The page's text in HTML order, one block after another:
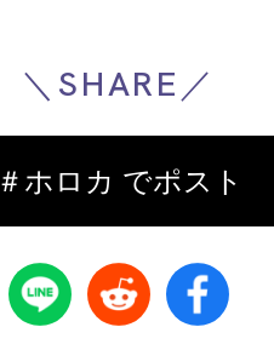
＼SHARE／
＃ホロカ でポスト